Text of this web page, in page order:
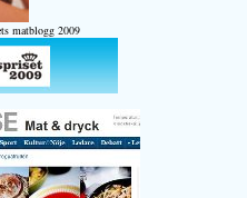
matblogg 2009